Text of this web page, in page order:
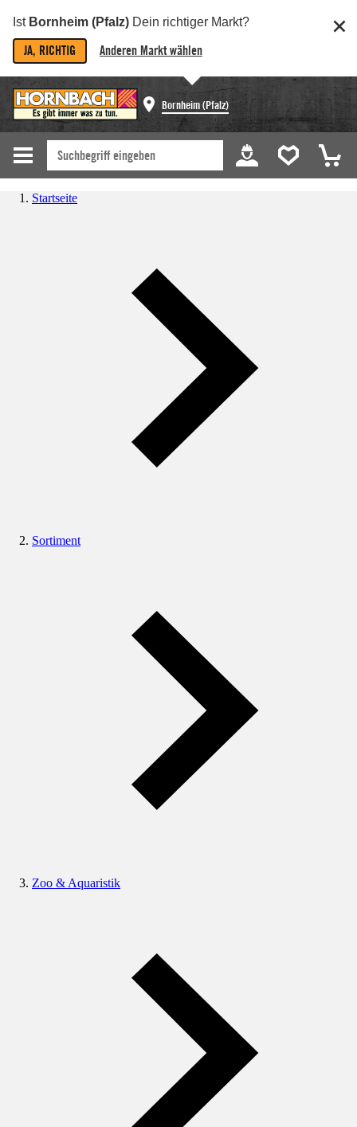
Ist Bornheim (Pfalz) Dein richtiger Markt?
JA, RICHTIG Anderen Markt wählen
Bornheim (Pfalz)
Startseite
Sortiment
Zoo & Aquaristik